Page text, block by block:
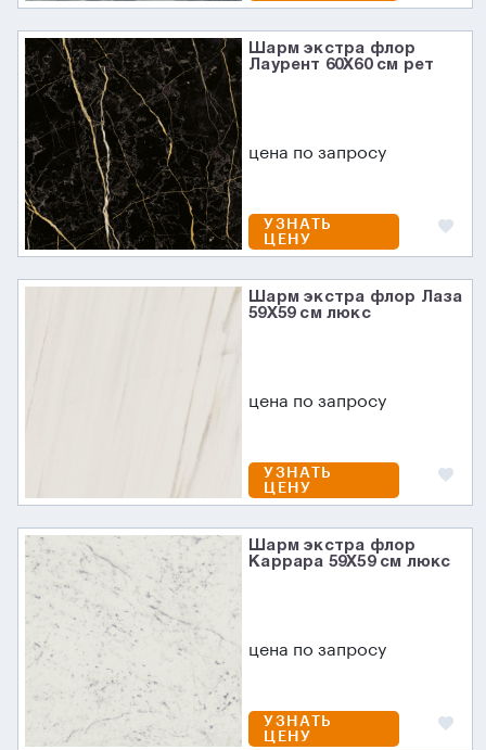
Шарм экстра флор
Лаурент 60X60 см рет
цена по запросу
УЗНАТЬ
ЦЕНУ
Шарм экстра флор Лаза
59X59 см люкс
цена по запросу
УЗНАТЬ
ЦЕНУ
Шарм экстра флор
Каррара 59X59 см люкс
цена по запросу
УЗНАТЬ
ЦЕНУ